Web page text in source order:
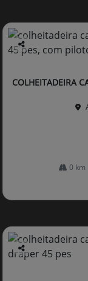
Co
arti
lhe
COLHEITADEIRA
0 km
Co